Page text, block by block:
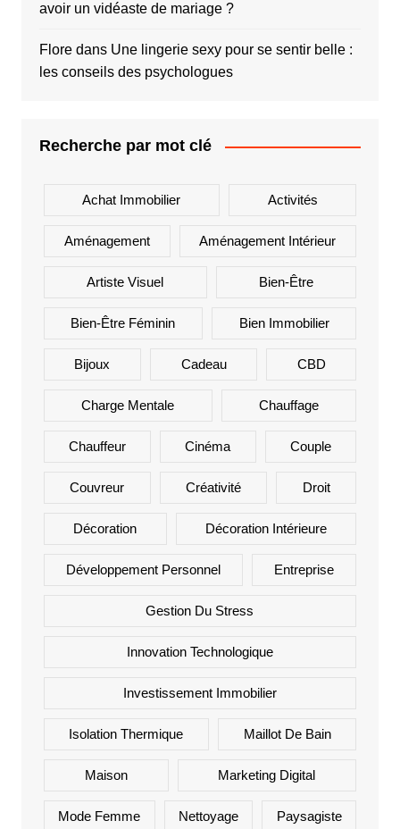
avoir un vidéaste de mariage ?
Floredans Une lingerie sexy pour se sentir belle :
les conseils des psychologues
Recherche par mot clé
Achat Immobilier Activités
Aménagement Aménagement Intérieur
Artiste Visuel Bien-Être
Bien-Être Féminin Bien Immobilier
Bijoux Cadeau CBD
Charge Mentale Chauffage
Chauffeur Cinéma Couple
Couvreur Créativité Droit
Décoration Décoration Intérieure
Développement Personnel Entreprise
Gestion Du Stress
Innovation Technologique
Investissement Immobilier
Isolation Thermique Maillot De Bain
Maison Marketing Digital
Mode Femme Nettoyage Paysagiste